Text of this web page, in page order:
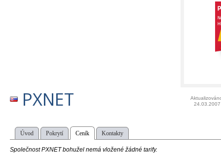
PXNET
24.03.2007
Úvod Pokrytí Ceník Kontakty
Společnost PXNET bohužel nemá vložené žádné tarify.